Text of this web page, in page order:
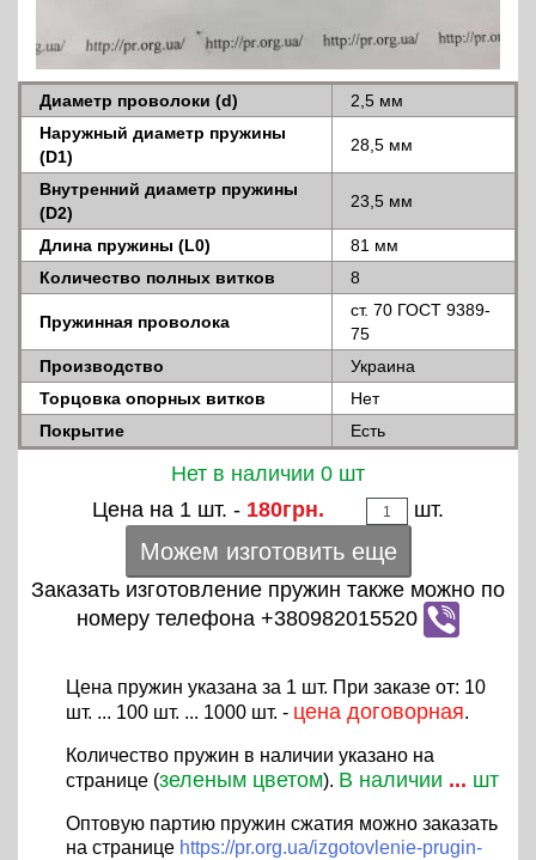
Диаметр проволоки (d)
2,5 мм
Наружный диаметр пружины
(D1)
28,5 мм
Внутренний диаметр пружины
(D2)
23,5 мм
Длина пружины (L0)
81 мм
Количество полных витков
8
Пружинная проволока
ст. 70 ГОСТ 9389-
75
Производство
Украина
Торцовка опорных витков
Нет
Покрытие
Есть
Нет в наличии 0 шт
Цена на 1 шт. - 180грн. шт.
Можем изготовить еще
Заказать изготовление пружин также можно по
номеру телефона +380982015520
Цена пружин указана за 1 шт. При заказе от: 10
шт. ... 100 шт. ... 1000 шт. - цена договорная.
Количество пружин в наличии указано на
странице (зеленым цветом). В наличии ... шт
Оптовую партию пружин сжатия можно заказать
на странице https://pr.org.ua/izgotovlenie-prugin-